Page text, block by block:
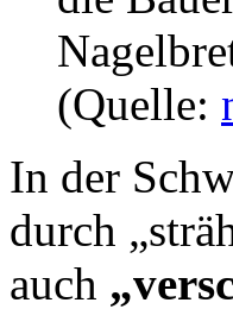
(Quelle:
In der
durch
auch